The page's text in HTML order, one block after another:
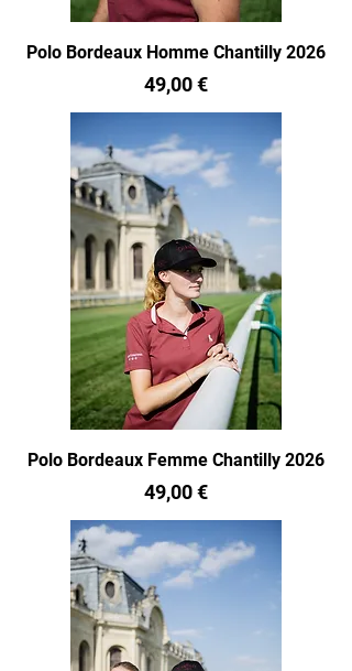
Polo Bordeaux Homme Chantilly 2026
Prix
49,00 €
Polo Bordeaux Femme Chantilly 2026
Prix
49,00 €